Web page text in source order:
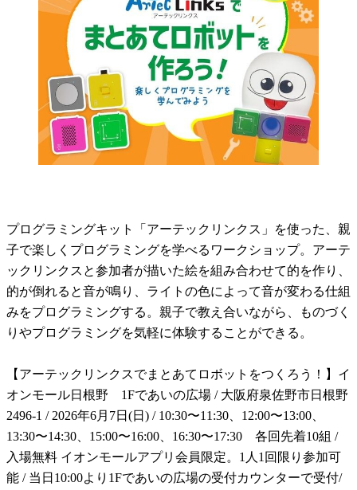
プログラミングキット「アーテックリンクス」を使った、親
子で楽しくプログラミングを学べるワークショップ。アーテ
ックリンクスと参加者が描いた絵を組み合わせて的を作り、
的が倒れると音が鳴り、ライトの色によって音が変わる仕組
みをプログラミングする。親子で教え合いながら、ものづく
りやプログラミングを気軽に体験することができる。
【アーテックリンクスでまとあてロボットをつくろう！】イ
オンモール日根野 1Fであいの広場 / 大阪府泉佐野市日根野
2496-1 / 2026年6月7日(日) / 10:30〜11:30、12:00〜13:00、
13:30〜14:30、15:00〜16:00、16:30〜17:30 各回先着10組 /
入場無料 イオンモールアプリ会員限定。1人1回限り参加可
能 / 当日10:00より1Fであいの広場の受付カウンターで受付/